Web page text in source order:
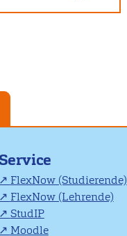
FlexNow (Studierende)
FlexNow (Lehrende)
StudIP
Moodle